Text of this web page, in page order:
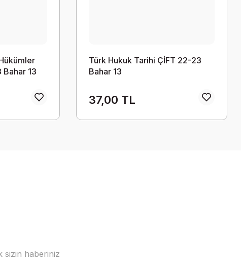
13
Türk Hukuk Tarihi ÇİFT 22-23
Bahar 13
37,00 TL
sizin haberiniz